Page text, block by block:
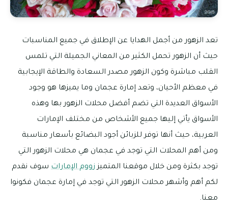
تعد الزهور من أجمل الهدايا عن الإطلاق في جميع المناسبات
حيث أن الزهور تحمل الكثير من المعاني الجميلة التي تلمس
القلب مباشرة وكون الزهور مصدر السعادة والطاقة الإيجابية
في معظم الأحيان، وتعد إمارة عجمان وما يميزها هو وجود
الأسواق العديدة التي تضم أفضل محلات الزهور بها وهذه
الأسواق يأتي إليها جميع الأشخاص من مختلف الإمارات
العربية، حيث أنها توفر للزبائن أجود البضائع بأسعار مناسبة
ومن أهم المحلات التي توجد في عجمان هي محلات الزهور التي
توجد بكثرة ومن خلال موقعنا المتميززووم الإمارات سوف نقدم
لكم أهم وأشهر محلات الزهور التي توجد في إمارة عجمان فكونوا
معنا.